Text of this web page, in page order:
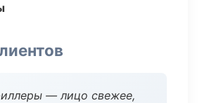
— лицо свежее,